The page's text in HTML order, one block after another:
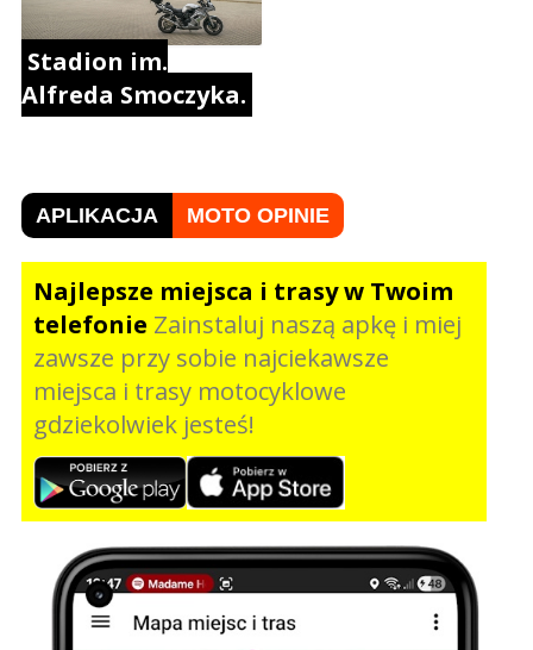
Stadion im.
Alfreda Smoczyka.
APLIKACJA MOTO OPINIE
Najlepsze miejsca i trasy w Twoim
telefonie Zainstaluj naszą apkę i miej
zawsze przy sobie najciekawsze
miejsca i trasy motocyklowe
gdziekolwiek jesteś!